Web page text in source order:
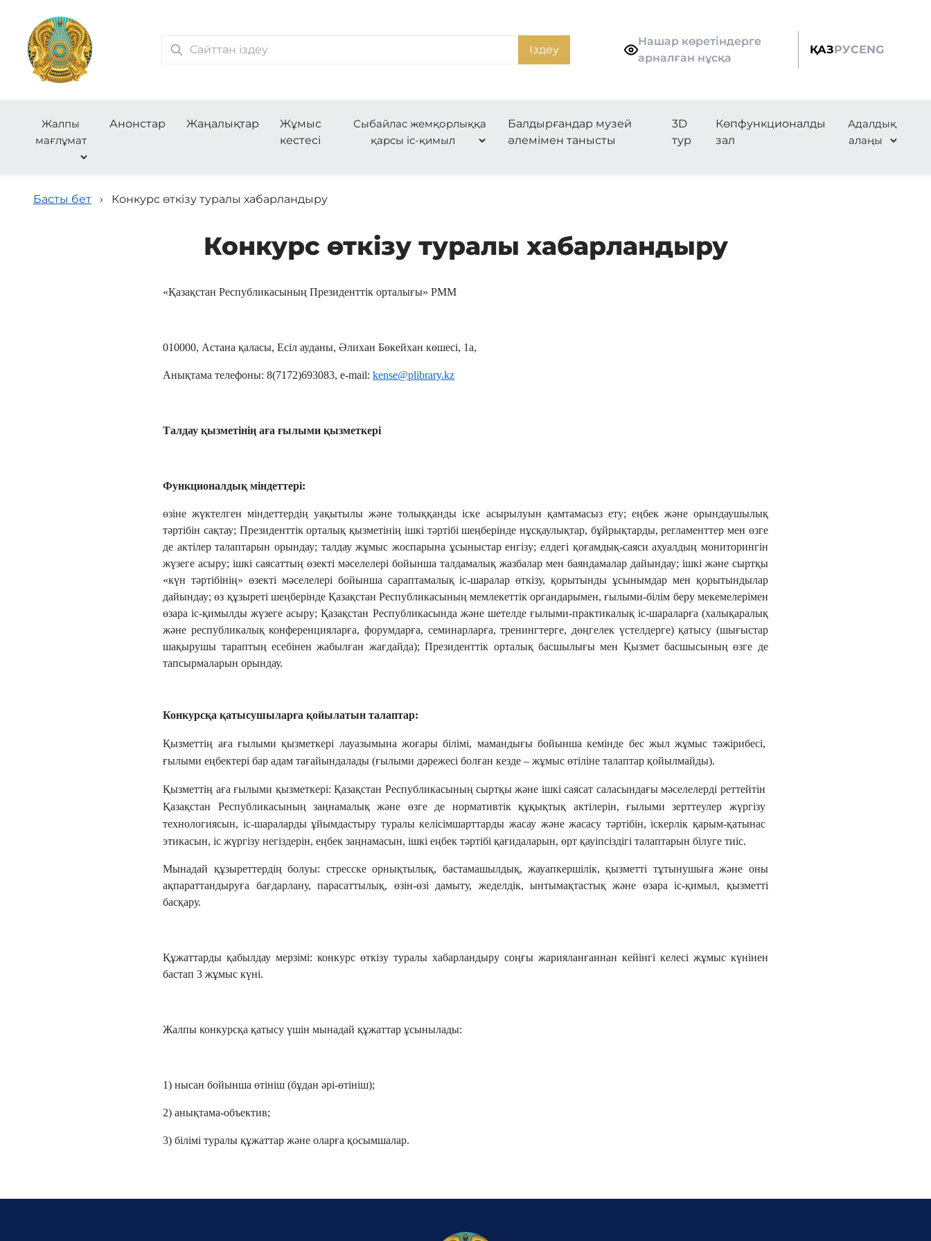
Іздеу
Нашар көретіндерге
арналған нұсқа
ҚАЗРУСENG
Жалпы
мағлұмат
Анонстар Жаңалықтар
Жұмыс
кестесі
Сыбайлас жемқорлыққа
қарсы іс-қимыл
Балдырғандар музей
әлемімен танысты
3D
тур
Көпфункционалды
зал
Адалдық
алаңы
Басты бет › Конкурс өткізу туралы хабарландыру
Конкурс өткізу туралы хабарландыру
«Қазақстан Республикасының Президенттік орталығы» РММ
010000, Астана қаласы, Есіл ауданы, Әлихан Бөкейхан көшесі, 1а,
Анықтама телефоны: 8(7172)693083, e-mail:kense@plibrary.kz
Талдау қызметінің аға ғылыми қызметкері
Функционалдық міндеттері:
өзіне жүктелген міндеттердің уақытылы және толыққанды іске асырылуын қамтамасыз ету; еңбек және орындаушылық
тәртібін сақтау; Президенттік орталық қызметінің ішкі тәртібі шеңберінде нұсқаулықтар, бұйрықтарды, регламенттер мен өзге
де актілер талаптарын орындау; талдау жұмыс жоспарына ұсыныстар енгізу; елдегі қоғамдық-саяси ахуалдың мониторингін
жүзеге асыру; ішкі саясаттың өзекті мәселелері бойынша талдамалық жазбалар мен баяндамалар дайындау; ішкі және сыртқы
«күн тәртібінің» өзекті мәселелері бойынша сараптамалық іс-шаралар өткізу, қорытынды ұсынымдар мен қорытындылар
дайындау; өз құзыреті шеңберінде Қазақстан Республикасының мемлекеттік органдарымен, ғылыми-білім беру мекемелерімен
өзара іс-қимылды жүзеге асыру; Қазақстан Республикасында және шетелде ғылыми-практикалық іс-шараларға (халықаралық
және республикалық конференцияларға, форумдарға, семинарларға, тренингтерге, дөңгелек үстелдерге) қатысу (шығыстар
шақырушы тараптың есебінен жабылған жағдайда); Президенттік орталық басшылығы мен Қызмет басшысының өзге де
тапсырмаларын орындау.
Конкурсқа қатысушыларға қойылатын талаптар:
Қызметтің аға ғылыми қызметкері лауазымына жоғары білімі, мамандығы бойынша кемінде бес жыл жұмыс тәжірибесі,
ғылыми еңбектері бар адам тағайындалады (ғылыми дәрежесі болған кезде – жұмыс өтіліне талаптар қойылмайды).
Қызметтің аға ғылыми қызметкері: Қазақстан Республикасының сыртқы және ішкі саясат саласындағы мәселелерді реттейтін
Қазақстан Республикасының заңнамалық және өзге де нормативтік құқықтық актілерін, ғылыми зерттеулер жүргізу
технологиясын, іс-шараларды ұйымдастыру туралы келісімшарттарды жасау және жасасу тәртібін, іскерлік қарым-қатынас
этикасын, іс жүргізу негіздерін, еңбек заңнамасын, ішкі еңбек тәртібі қағидаларын, өрт қауіпсіздігі талаптарын білуге тиіс.
Мынадай құзыреттердің болуы: стресске орнықтылық, бастамашылдық, жауапкершілік, қызметті тұтынушыға және оны
ақпараттандыруға бағдарлану, парасаттылық, өзін-өзі дамыту, жеделдік, ынтымақтастық және өзара іс-қимыл, қызметті
басқару.
Құжаттарды қабылдау мерзімі: конкурс өткізу туралы хабарландыру соңғы жарияланғаннан кейінгі келесі жұмыс күнінен
бастап 3 жұмыс күні.
Жалпы конкурсқа қатысу үшін мынадай құжаттар ұсынылады:
1) нысан бойынша өтініш (бұдан әрі-өтініш);
2) анықтама-объектив;
3) білімі туралы құжаттар және оларға қосымшалар.